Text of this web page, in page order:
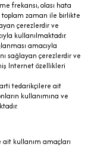
frekansı, olası hata
toplam zaman ile birlikte
çerezlerdir ve
kullanılmaktadır.
amacıyla
sağlayan çerezlerdir ve
Internet özellikleri
tedarikçilere ait
kullanımına ve
kullanım amaçları